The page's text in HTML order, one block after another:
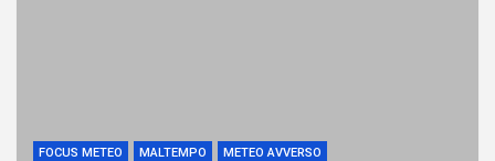
FOCUS METEO MALTEMPO
METEO AVVERSO